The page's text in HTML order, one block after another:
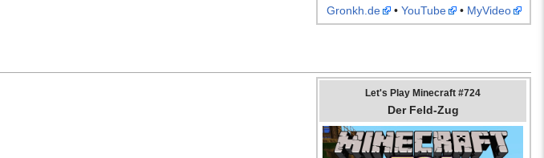
Gronkh.de
• YouTube • MyVideo
Let's Play Minecraft #724
Der Feld-Zug